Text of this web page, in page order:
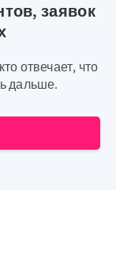
заявок
отвечает, что
дальше.